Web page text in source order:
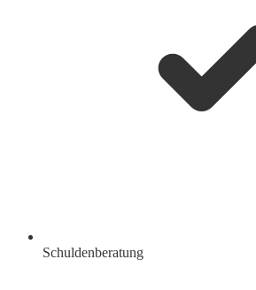
Schuldenberatung